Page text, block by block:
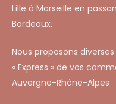
Lille à Marseille en
Bordeaux.
Nous proposons
« Express » de vos
Auvergne-Rhône-Alpes